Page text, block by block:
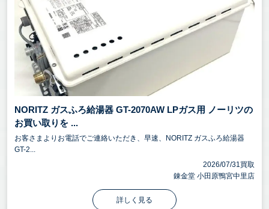
NORITZ ガスふろ給湯器 GT-2070AW LPガス用 ノーリツの
お買い取りを ...
お客さまよりお電話でご連絡いただき、早速、NORITZ ガスふろ給湯器
GT-2...
2026/07/31買取
錬金堂 小田原鴨宮中里店
詳しく見る